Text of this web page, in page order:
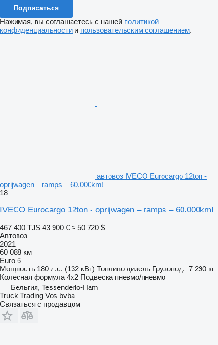
Подписаться
Нажимая, вы соглашаетесь с нашей политикой
конфиденциальности и пользовательским соглашением.
автовоз IVECO Eurocargo 12ton -
oprijwagen – ramps – 60.000km!
18
IVECO Eurocargo 12ton - oprijwagen – ramps – 60.000km!
467 400 TJS 43 900 € ≈ 50 720 $
Автовоз
2021
60 088 км
Euro 6
Мощность 180 л.с. (132 кВт) Топливо дизель Грузопод. 7 290 кг
Колесная формула 4x2 Подвеска пневмо/пневмо
Бельгия, Tessenderlo-Ham
Truck Trading Vos bvba
Связаться с продавцом